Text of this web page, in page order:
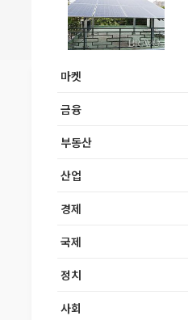
마켓
금융
부동산
산업
경제
국제
정치
사회